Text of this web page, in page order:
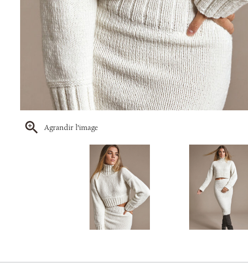
Agrandir l'image